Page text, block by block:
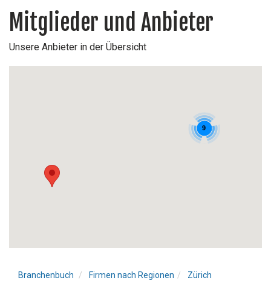
Mitglieder und Anbieter
Unsere Anbieter in der Übersicht
9
Branchenbuch Firmen nach Regionen Zürich